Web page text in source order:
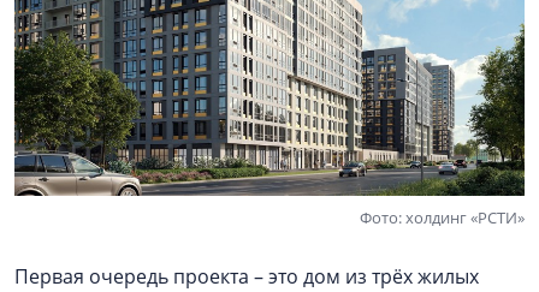
Фото: холдинг «РСТИ»
Первая очередь проекта – это дом из трёх жилых